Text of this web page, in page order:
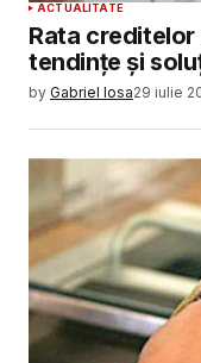
ACTUALITATE
Rata creditelor
tendințe și
by Gabriel Iosa29 iulie